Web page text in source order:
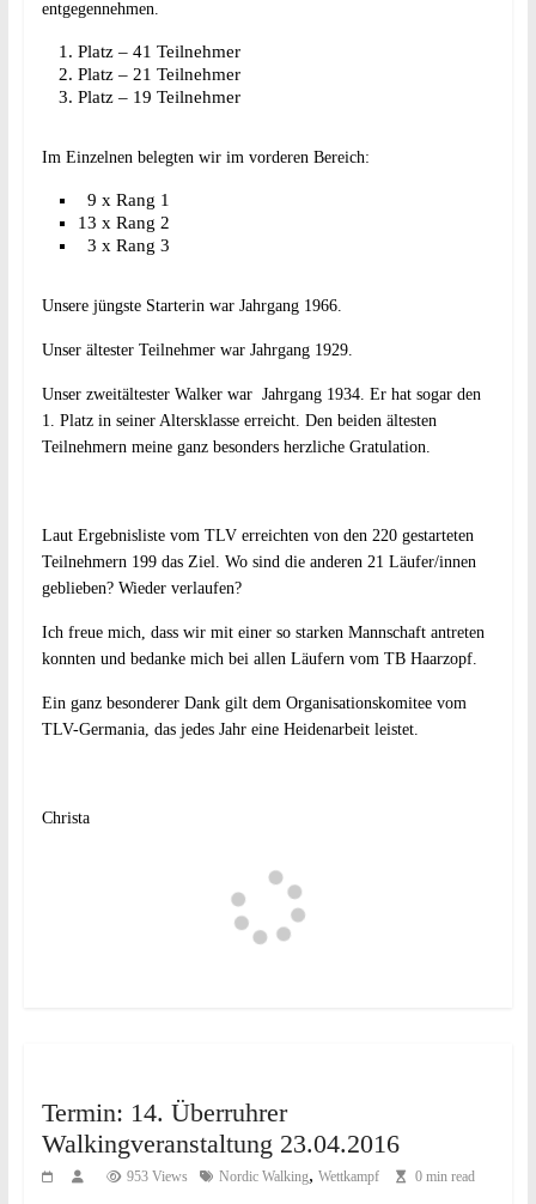
entgegennehmen.
Platz – 41 Teilnehmer
Platz – 21 Teilnehmer
Platz – 19 Teilnehmer
Im Einzelnen belegten wir im vorderen Bereich:
9 x Rang 1
13 x Rang 2
3 x Rang 3
Unsere jüngste Starterin war Jahrgang 1966.
Unser ältester Teilnehmer war Jahrgang 1929.
Unser zweitältester Walker war Jahrgang 1934. Er hat sogar den
1. Platz in seiner Altersklasse erreicht. Den beiden ältesten
Teilnehmern meine ganz besonders herzliche Gratulation.
Laut Ergebnisliste vom TLV erreichten von den 220 gestarteten
Teilnehmern 199 das Ziel. Wo sind die anderen 21 Läufer/innen
geblieben? Wieder verlaufen?
Ich freue mich, dass wir mit einer so starken Mannschaft antreten
konnten und bedanke mich bei allen Läufern vom TB Haarzopf.
Ein ganz besonderer Dank gilt dem Organisationskomitee vom
TLV-Germania, das jedes Jahr eine Heidenarbeit leistet.
Christa
Termin: 14. Überruhrer
Walkingveranstaltung 23.04.2016
953 Views Nordic Walking, Wettkampf 0 min read